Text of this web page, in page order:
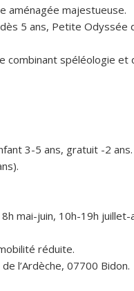
aménagée majestueuse.
5 ans, Petite Odyssée
combinant spéléologie
3-5 ans, gratuit -2 ans.
mai-juin, 10h-19h
réduite.
l’Ardèche, 07700 Bidon.